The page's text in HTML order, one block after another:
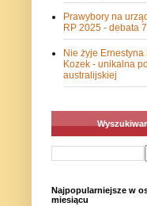
Prawybory na
RP 2025 - debata
Nie żyje Ernestyna
Kozek - unikalna
australijskiej
Najpopularniejsze w
miesiącu